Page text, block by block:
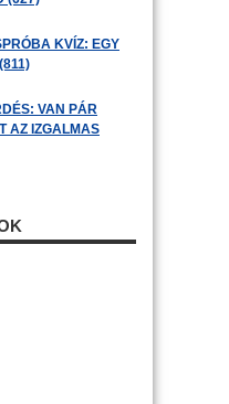
KVÍZ: EGY
VAN PÁR
AZ IZGALMAS